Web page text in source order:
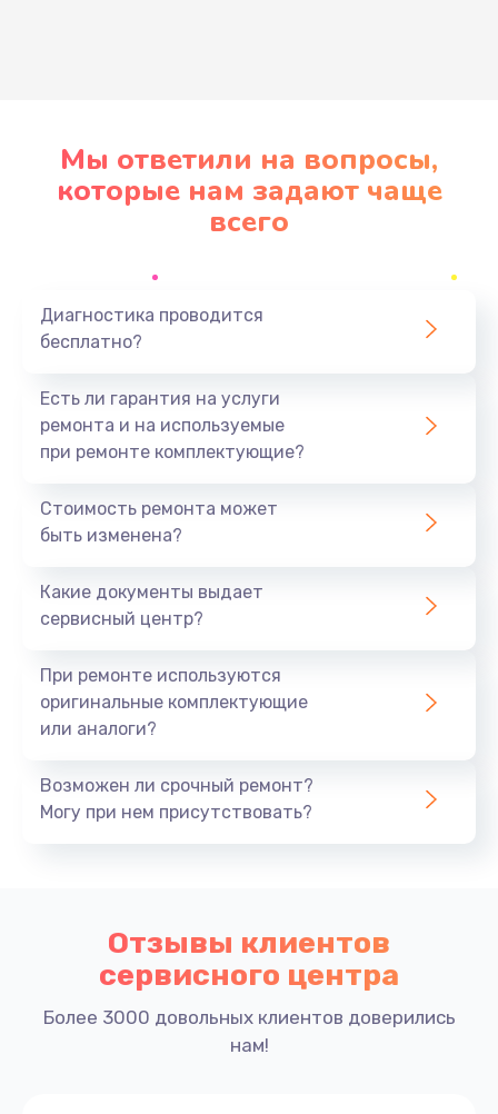
Мы ответили на вопросы,
которые нам задают чаще
всего
Диагностика проводится
бесплатно?
Есть ли гарантия на услуги
ремонта и на используемые
при ремонте комплектующие?
Стоимость ремонта может
быть изменена?
Какие документы выдает
сервисный центр?
При ремонте используются
оригинальные комплектующие
или аналоги?
Возможен ли срочный ремонт?
Могу при нем присутствовать?
Отзывы клиентов
сервисного центра
Более 3000 довольных клиентов доверились
нам!